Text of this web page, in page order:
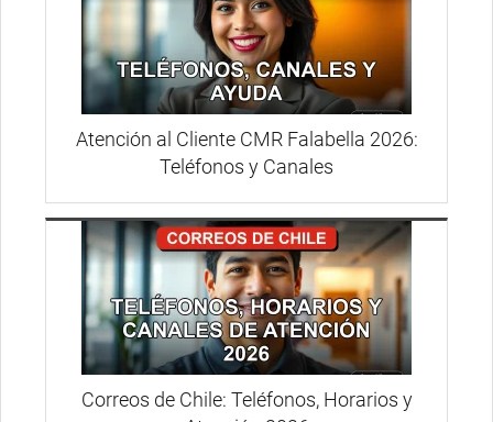
Atención al Cliente CMR Falabella 2026:
Teléfonos y Canales
Correos de Chile: Teléfonos, Horarios y